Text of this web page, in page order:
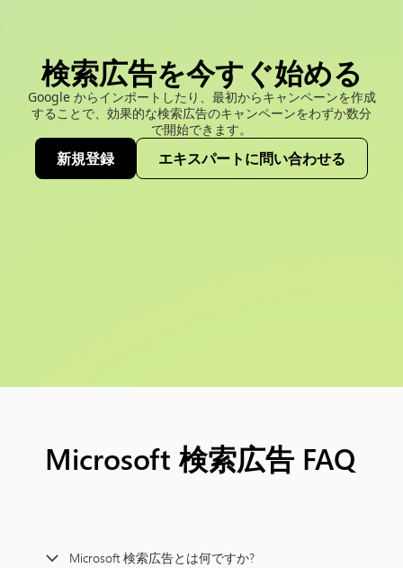
検索広告を今すぐ始める
Google からインポートしたり、最初からキャンペーンを作成
することで、効果的な検索広告のキャンペーンをわずか数分
で開始できます。
新規登録
(opens new window)エキスパートに問い合わせる
Microsoft 検索広告 FAQ
Microsoft 検索広告とは何ですか?